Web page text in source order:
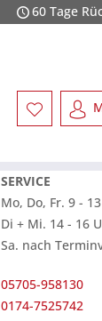
60 Tage
SERVICE
Mo, Do, Fr. 9 -
Di + Mi. 14 - 16
Sa. nach
05705-958130
0174-7525742